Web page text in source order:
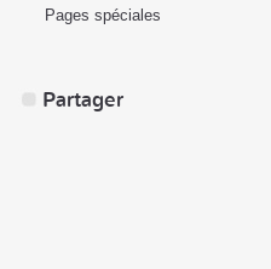
Pages spéciales
Partager